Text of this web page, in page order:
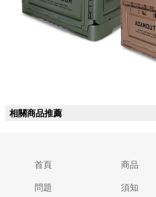
相關商品推薦
首頁 商品
問題 須知